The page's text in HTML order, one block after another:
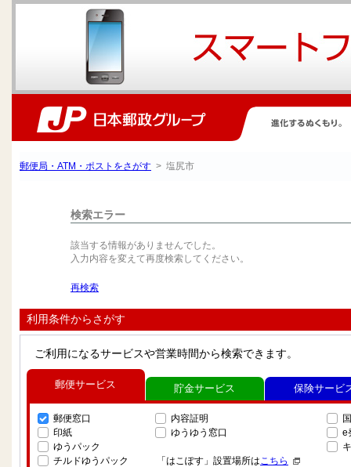
郵便局・ATM・ポストをさがす > 塩尻市
検索エラー
該当する情報がありませんでした。
入力内容を変えて再度検索してください。
再検索
利用条件からさがす
ご利用になるサービスや営業時間から検索できます。
郵便サービス
郵便窓口
印紙
ゆうパック
チルドゆうパック
内容証明
ゆうゆう窓口
「はこぽす」設置場所はこちら
e
貯金サービス 保険サービ